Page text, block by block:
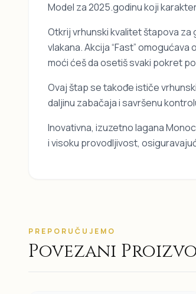
Model za 2025.godinu koji
Otkrij vrhunski kvalitet štapova za
vlakana. Akcija “Fast”
moći ćeš da osetiš svaki pokret
Ovaj štap se takođe ističe
daljinu zabačaja i savršenu
Inovativna, izuzetno lagana
i visoku provodljivost,
PREPORUČUJEMO
Povezani